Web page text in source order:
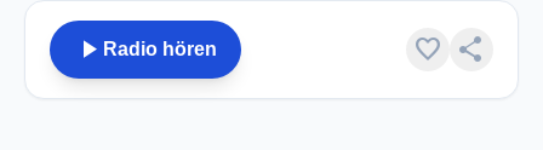
play_arrow Radio hören favorite share